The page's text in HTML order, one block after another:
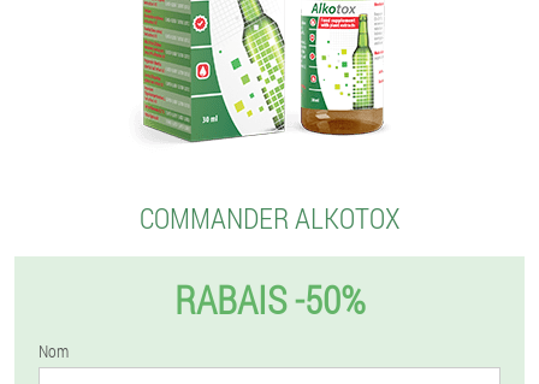
COMMANDER ALKOTOX
RABAIS -50%
Nom